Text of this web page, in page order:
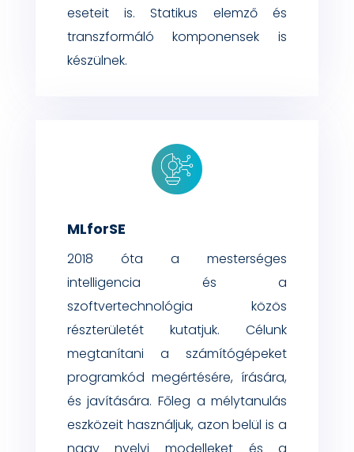
eseteit is. Statikus elemző és
transzformáló komponensek is
készülnek.
MLforSE
2018 óta a mesterséges
intelligencia és a
szoftvertechnológia közös
részterületét kutatjuk. Célunk
megtanítani a számítógépeket
programkód megértésére, írására,
és javítására. Főleg a mélytanulás
eszközeit használjuk, azon belül is a